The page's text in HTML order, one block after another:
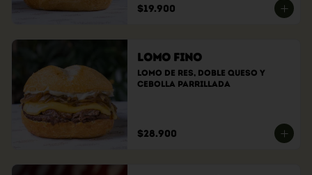
$19.900
Lomo Fino
Lomo de res, doble queso y
cebolla parrillada
$28.900